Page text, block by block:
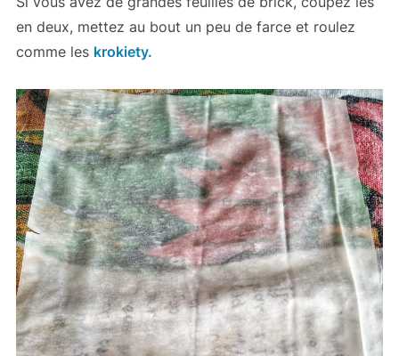
en deux, mettez au bout un peu de farce et roulez
comme les krokiety.